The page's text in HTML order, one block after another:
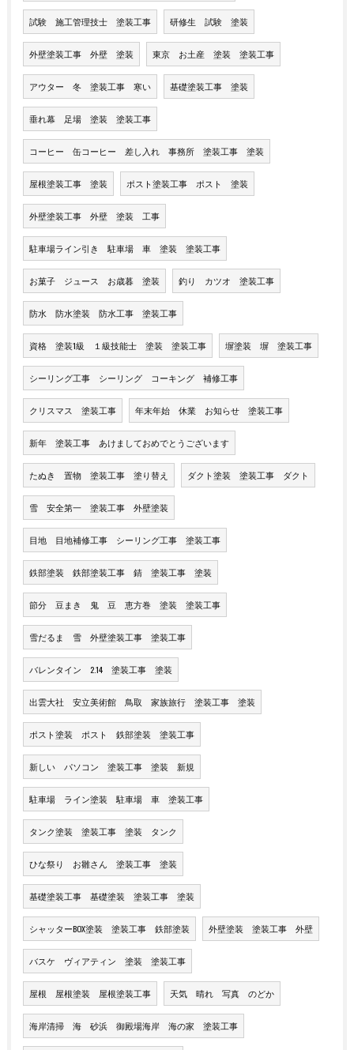
試験 施工管理技士 塗装工事 研修生 試験 塗装
外壁塗装工事 外壁 塗装 東京 お土産 塗装 塗装工事
アウター 冬 塗装工事 寒い 基礎塗装工事 塗装
垂れ幕 足場 塗装 塗装工事
コーヒー 缶コーヒー 差し入れ 事務所 塗装工事 塗装
屋根塗装工事 塗装 ポスト塗装工事 ポスト 塗装
外壁塗装工事 外壁 塗装 工事
駐車場ライン引き 駐車場 車 塗装 塗装工事
お菓子 ジュース お歳暮 塗装 釣り カツオ 塗装工事
防水 防水塗装 防水工事 塗装工事
資格 塗装1級 １級技能士 塗装 塗装工事 塀塗装 塀 塗装工事
シーリング工事 シーリング コーキング 補修工事
クリスマス 塗装工事 年末年始 休業 お知らせ 塗装工事
新年 塗装工事 あけましておめでとうございます
たぬき 置物 塗装工事 塗り替え ダクト塗装 塗装工事 ダクト
雪 安全第一 塗装工事 外壁塗装
目地 目地補修工事 シーリング工事 塗装工事
鉄部塗装 鉄部塗装工事 錆 塗装工事 塗装
節分 豆まき 鬼 豆 恵方巻 塗装 塗装工事
雪だるま 雪 外壁塗装工事 塗装工事
バレンタイン 2.14 塗装工事 塗装
出雲大社 安立美術館 鳥取 家族旅行 塗装工事 塗装
ポスト塗装 ポスト 鉄部塗装 塗装工事
新しい パソコン 塗装工事 塗装 新規
駐車場 ライン塗装 駐車場 車 塗装工事
タンク塗装 塗装工事 塗装 タンク
ひな祭り お雛さん 塗装工事 塗装
基礎塗装工事 基礎塗装 塗装工事 塗装
シャッターBOX塗装 塗装工事 鉄部塗装 外壁塗装 塗装工事 外壁
バスケ ヴィアティン 塗装 塗装工事
屋根 屋根塗装 屋根塗装工事 天気 晴れ 写真 のどか
海岸清掃 海 砂浜 御殿場海岸 海の家 塗装工事